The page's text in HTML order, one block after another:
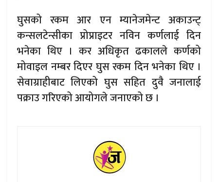
घुसको रकम आर एन म्यानेजमेन्ट अकाउन्ट्
कन्सलटेन्सीका प्रोप्राइटर नविन कर्णलाई दिन
भनेका थिए । कर अधिकृत ढकालले कर्णको
मोवाइल नम्बर दिएर घुस रकम दिन भनेका थिए ।
सेवाग्राहीबाट लिएको घुस सहित दुवै जनालाई
पक्राउ गरिएको आयोगले जनाएको छ ।